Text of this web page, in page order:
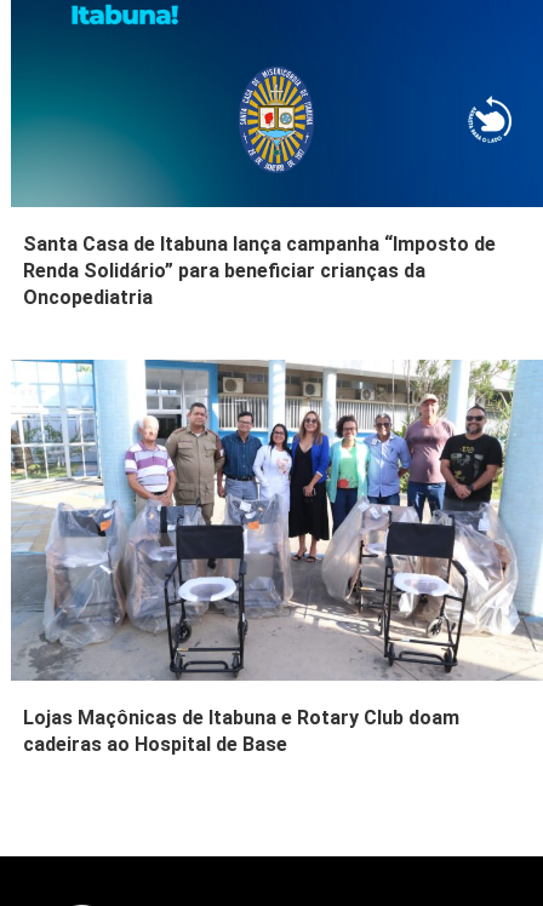
Santa Casa de Itabuna lança campanha “Imposto de
Renda Solidário” para beneficiar crianças da
Oncopediatria
Lojas Maçônicas de Itabuna e Rotary Club doam
cadeiras ao Hospital de Base